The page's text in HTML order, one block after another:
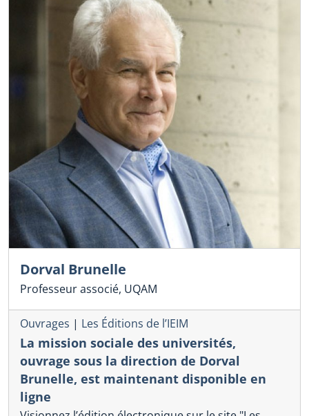
Dorval Brunelle
Professeur associé, UQAM
Ouvrages | Les Éditions de l’IEIM
La mission sociale des universités,
ouvrage sous la direction de Dorval
Brunelle, est maintenant disponible en
ligne